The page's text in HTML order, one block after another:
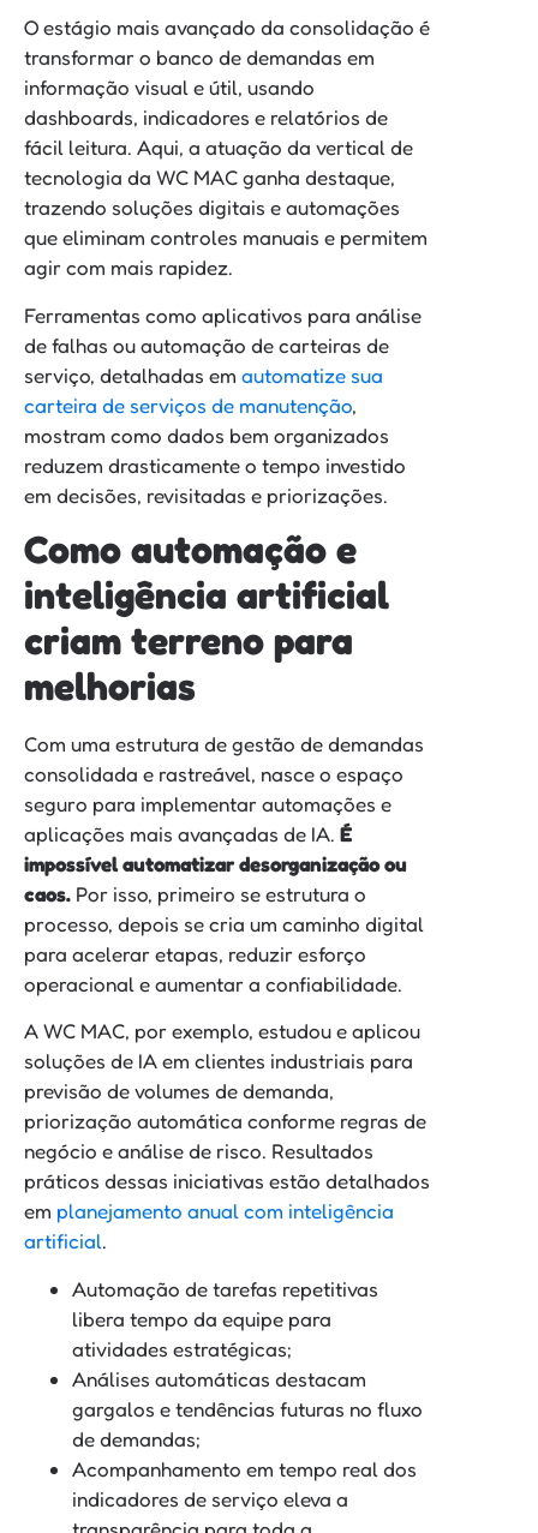
O estágio mais avançado da consolidação é
transformar o banco de demandas em
informação visual e útil, usando
dashboards, indicadores e relatórios de
fácil leitura. Aqui, a atuação da vertical de
tecnologia da WC MAC ganha destaque,
trazendo soluções digitais e automações
que eliminam controles manuais e permitem
agir com mais rapidez.
Ferramentas como aplicativos para análise
de falhas ou automação de carteiras de
serviço, detalhadas em automatize sua
carteira de serviços de manutenção,
mostram como dados bem organizados
reduzem drasticamente o tempo investido
em decisões, revisitadas e priorizações.
Como automação e
inteligência artificial
criam terreno para
melhorias
Com uma estrutura de gestão de demandas
consolidada e rastreável, nasce o espaço
seguro para implementar automações e
aplicações mais avançadas de IA. É
impossível automatizar desorganização ou
caos. Por isso, primeiro se estrutura o
processo, depois se cria um caminho digital
para acelerar etapas, reduzir esforço
operacional e aumentar a confiabilidade.
A WC MAC, por exemplo, estudou e aplicou
soluções de IA em clientes industriais para
previsão de volumes de demanda,
priorização automática conforme regras de
negócio e análise de risco. Resultados
práticos dessas iniciativas estão detalhados
em planejamento anual com inteligência
artificial.
Automação de tarefas repetitivas
libera tempo da equipe para
atividades estratégicas;
Análises automáticas destacam
gargalos e tendências futuras no fluxo
de demandas;
Acompanhamento em tempo real dos
indicadores de serviço eleva a